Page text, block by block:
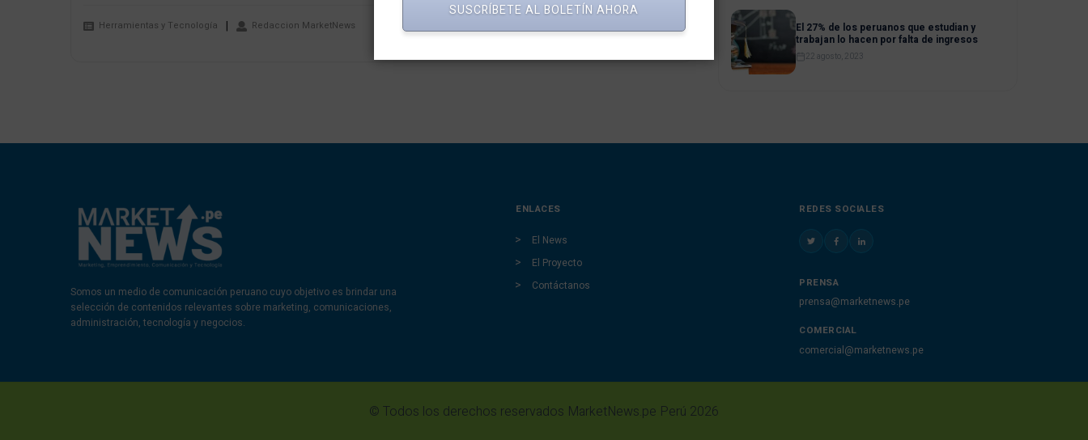
Herramientas y Tecnología Redaccion MarketNews
El 27% de los peruanos que estudian y
trabajan lo hacen por falta de ingresos
22 agosto, 2023
Somos un medio de comunicación peruano cuyo objetivo es brindar una
selección de contenidos relevantes sobre marketing, comunicaciones,
administración, tecnología y negocios.
ENLACES
El News
El Proyecto
Contáctanos
REDES SOCIALES
PRENSA
prensa@marketnews.pe
COMERCIAL
comercial@marketnews.pe
© Todos los derechos reservados MarketNews.pe Perú 2026
SUSCRÍBETE AL BOLETÍN AHORA